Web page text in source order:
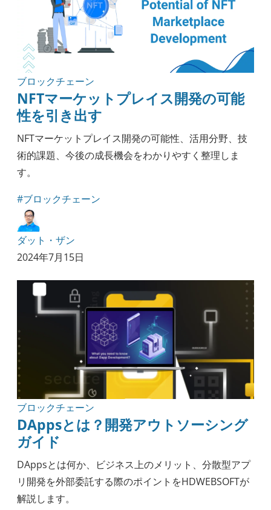
ブロックチェーン
NFTマーケットプレイス開発の可能
性を引き出す
NFTマーケットプレイス開発の可能性、活用分野、技
術的課題、今後の成長機会をわかりやすく整理しま
す。
#ブロックチェーン
ダット・ザン
2024年7月15日
ブロックチェーン
DAppsとは？開発アウトソーシング
ガイド
DAppsとは何か、ビジネス上のメリット、分散型アプ
リ開発を外部委託する際のポイントをHDWEBSOFTが
解説します。